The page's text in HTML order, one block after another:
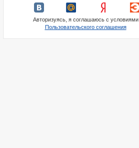
Авторизуясь, я соглашаюсь с условиями
Пользовательского соглашения